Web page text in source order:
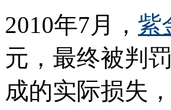
2010年7月， 紫
元，最终被判
成的实际损失